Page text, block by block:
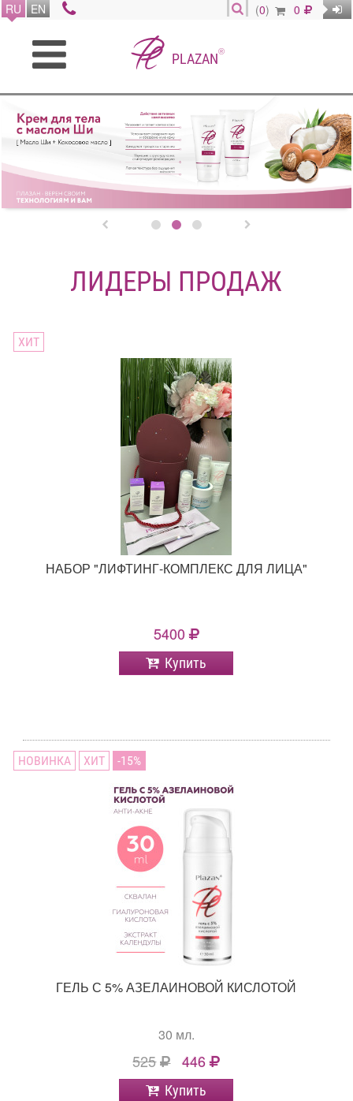
RU EN (0) 0
PLAZAN®
 
ЛИДЕРЫ ПРОДАЖ
ХИТ
НАБОР "ЛИФТИНГ-КОМПЛЕКС ДЛЯ ЛИЦА"
5400
Купить
НОВИНКА ХИТ 15
ГЕЛЬ С 5% АЗЕЛАИНОВОЙ КИСЛОТОЙ
30 мл.
525 446
Купить